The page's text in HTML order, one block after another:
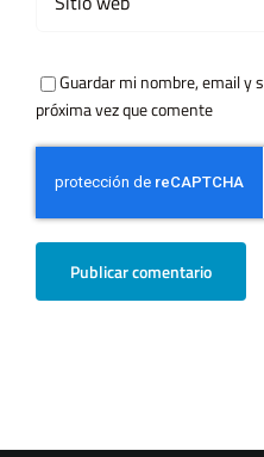
Guardar mi nombre, email y
próxima vez que comente